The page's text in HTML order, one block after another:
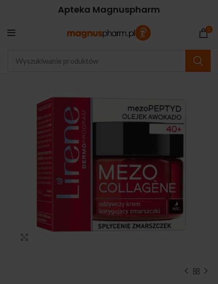
Apteka Magnuspharm
0